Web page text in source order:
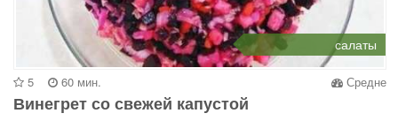
салаты
5 60 мин. Средне
Винегрет со свежей капустой